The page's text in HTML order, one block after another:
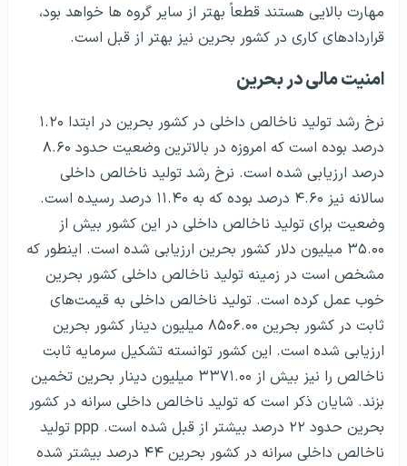
مهارت بالایی هستند قطعاً بهتر از سایر گروه ها خواهد بود،
قراردادهای کاری در کشور بحرین نیز بهتر از قبل است.
امنیت مالی در بحرین
نرخ رشد تولید ناخالص داخلی در کشور بحرین در ابتدا ۱.۲۰
درصد بوده است که امروزه در بالاترین وضعیت حدود ۸.۶۰
درصد ارزیابی شده است. نرخ رشد تولید ناخالص داخلی
سالانه نیز ۴.۶۰ درصد بوده که به ۱۱.۴۰ درصد رسیده است.
وضعیت برای تولید ناخالص داخلی در این کشور بیش از
۳۵.۰۰ میلیون دلار کشور بحرین ارزیابی شده است. اینطور که
مشخص است در زمینه تولید ناخالص داخلی کشور بحرین
خوب عمل کرده است. تولید ناخالص داخلی به قیمت‌های
ثابت در کشور بحرین ۸۵۰۶.۰۰ میلیون دینار کشور بحرین
ارزیابی شده است. این کشور توانسته تشکیل سرمایه ثابت
ناخالص را نیز بیش از ۳۳۷۱.۰۰ میلیون دینار بحرین تخمین
بزند. شایان ذکر است که تولید ناخالص داخلی سرانه در کشور
بحرین حدود ۲۲ درصد بیشتر از قبل شده است. ppp تولید
ناخالص داخلی سرانه در کشور بحرین ۴۴ درصد بیشتر شده